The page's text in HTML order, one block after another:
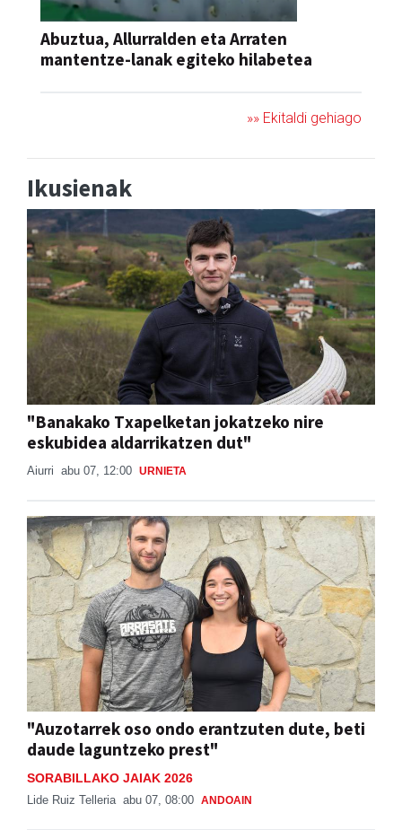
Abuztua, Allurralden eta Arraten
mantentze-lanak egiteko hilabetea
»» Ekitaldi gehiago
Ikusienak
"Banakako Txapelketan jokatzeko nire
eskubidea aldarrikatzen dut"
Aiurri abu 07, 12:00 URNIETA
"Auzotarrek oso ondo erantzuten dute, beti
daude laguntzeko prest"
SORABILLAKO JAIAK 2026
Lide Ruiz Telleria abu 07, 08:00 ANDOAIN